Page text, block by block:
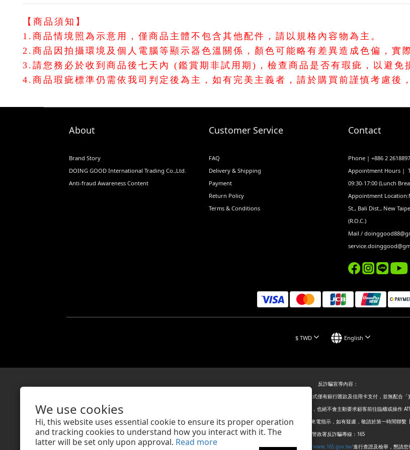
We use cookies
Hi, this website uses essential cookie to ensure its proper operation
and tracking cookies to understand how you interact with it. The
latter will be set only upon approval. Read more
【商品須知】
1.商品情境照為示意用，僅商品主體不包含其他配件，請以規格內容物為主。
2.商品因拍攝環境及個人電腦等顯示器色溫關係，顏色可能略有差異造成色偏，實
3.請您務必於收到商品後七天內 (鑑賞期非試用期)，檢查商品是否有瑕疵，以避免
4.商品瑕疵標準仍需依我司判定後為主，如有完美主義者，請於購買前謹慎考慮後
About
Brand Story
DOING GOOD International Trading Co.,Ltd.
Anti-fraud Awareness Content
Customer Service
FAQ
Delivery & Shipping
Payment
Return Policy
Terms & Conditions
Contact
Phone | +886 2
Appointment Hours |
09:30-17:00 (Lunch
Appointment
St., Bali Dist., New
(R.O.C.)
Mail /
$ TWD English
反詐騙宣導內容：
親愛的顧客，提醒您，【DOING GOOD 好事國際】付款方式僅有銀行匯款及信用卡支付，並無配合
亦不會以任何名義或緣由向您索取或核對金融帳戶、信用卡等個人資訊，也絕不會主動要求顧客前往臨櫃或操作
若接獲可疑電話或簡訊，敬請提高警覺，切勿輕信不明來電指示，如有疑慮，敬請於第一時間聯繫
警政署反詐騙專線：165
警政署165全民防騙網：https://www.165.gov.tw/進行查證及檢舉，懇請您